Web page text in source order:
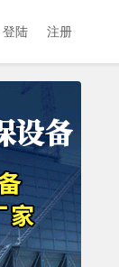
登陆 注册